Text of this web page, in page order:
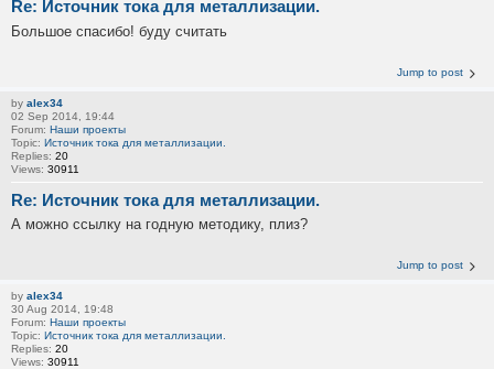
Re: Источник тока для металлизации.
Большое спасибо! буду считать
Jump to post
by alex34
02 Sep 2014, 19:44
Forum: Наши проекты
Topic: Источник тока для металлизации.
Replies: 20
Views: 30911
Re: Источник тока для металлизации.
А можно ссылку на годную методику, плиз?
Jump to post
by alex34
30 Aug 2014, 19:48
Forum: Наши проекты
Topic: Источник тока для металлизации.
Replies: 20
Views: 30911